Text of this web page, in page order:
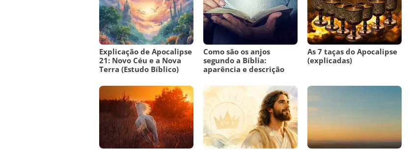
Explicação de Apocalipse
21: Novo Céu e a Nova
Terra (Estudo Bíblico)
Como são os anjos
segundo a Bíblia:
aparência e descrição
As 7 taças do Apocalipse
(explicadas)